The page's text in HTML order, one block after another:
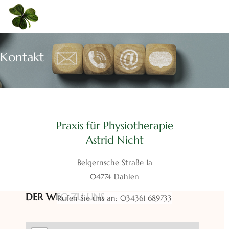
Kontakt
Praxis für Physiotherapie
Astrid Nicht
Belgernsche Straße 1a
04774 Dahlen
Rufen Sie uns an: 034361 689733
DER WEG ZU UNS